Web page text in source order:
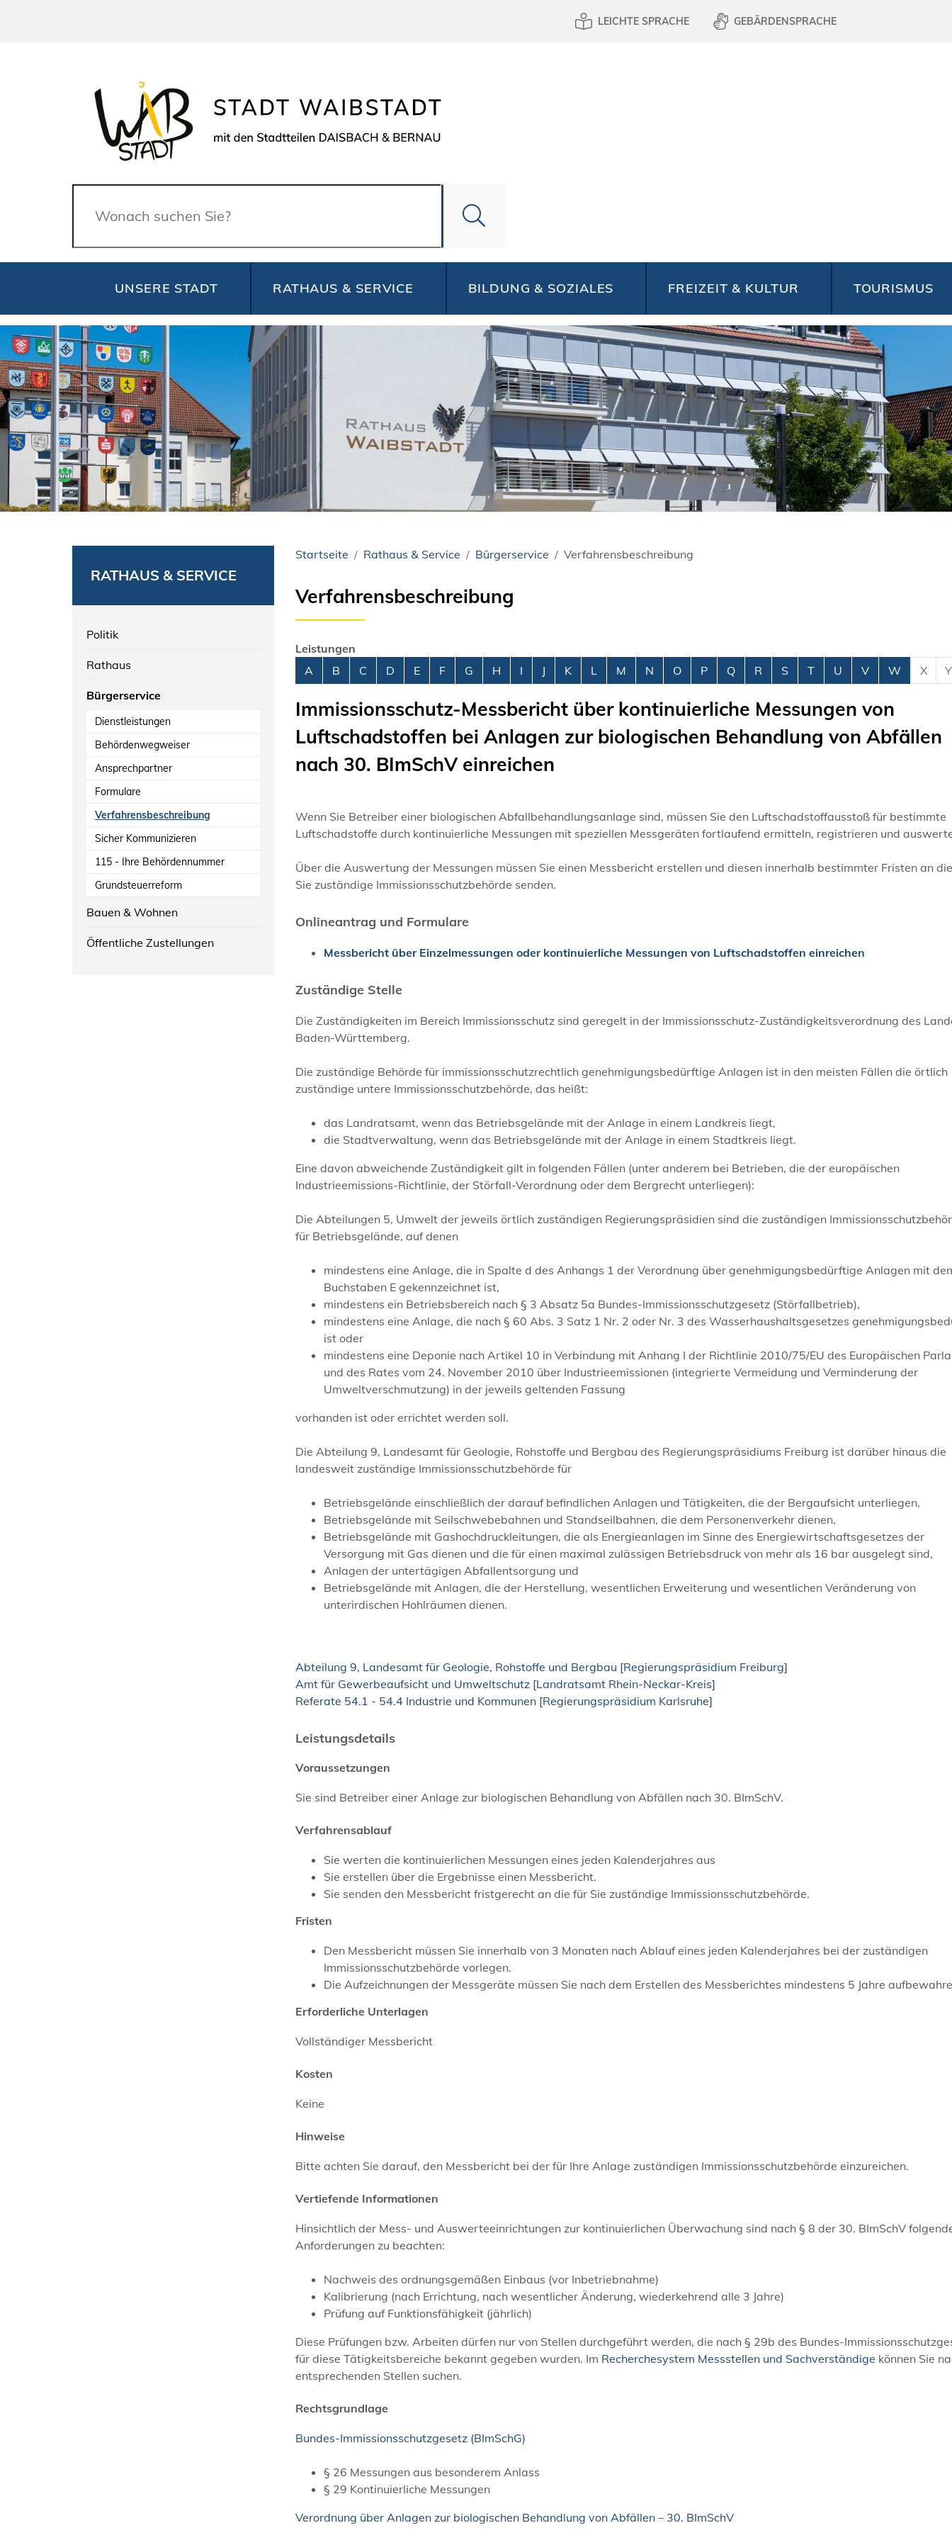
LEICHTE SPRACHE GEBÄRDENSPRACHE
Suche
UNSERE STADT RATHAUS & SERVICE BILDUNG & SOZIALES FREIZEIT & KULTUR TOURISMUS
RATHAUS & SERVICE
Politik
Rathaus
Bürgerservice
Dienstleistungen
Behördenwegweiser
Ansprechpartner
Formulare
Verfahrensbeschreibung
Sicher Kommunizieren
115 - Ihre Behördennummer
Grundsteuerreform
Bauen & Wohnen
Öffentliche Zustellungen
Startseite Rathaus & Service Bürgerservice Verfahrensbeschreibung
Verfahrensbeschreibung
Leistungen
Alphabetisches Register überspringen
A B C D E F G H I J K L M N O P Q R S T U V W X Y
Immissionsschutz-Messbericht über kontinuierliche Messungen von
Luftschadstoffen bei Anlagen zur biologischen Behandlung von Abfällen
nach 30. BImSchV einreichen
Wenn Sie Betreiber einer biologischen Abfallbehandlungsanlage sind, müssen Sie den Luftschadstoffausstoß für bestimmte
Luftschadstoffe durch kontinuierliche Messungen mit speziellen Messgeräten fortlaufend ermitteln, registrieren und
Über die Auswertung der Messungen müssen Sie einen Messbericht erstellen und diesen innerhalb bestimmter Fristen an
Sie zuständige Immissionsschutzbehörde senden.
Onlineantrag und Formulare
Messbericht über Einzelmessungen oder kontinuierliche Messungen von Luftschadstoffen einreichen
Zuständige Stelle
Die Zuständigkeiten im Bereich Immissionsschutz sind geregelt in der Immissionsschutz-Zuständigkeitsverordnung des
Baden-Württemberg.
Die zuständige Behörde für immissionsschutzrechtlich genehmigungsbedürftige Anlagen ist in den meisten Fällen die örtlich
zuständige untere Immissionsschutzbehörde, das heißt:
das Landratsamt, wenn das Betriebsgelände mit der Anlage in einem Landkreis liegt,
die Stadtverwaltung, wenn das Betriebsgelände mit der Anlage in einem Stadtkreis liegt.
Eine davon abweichende Zuständigkeit gilt in folgenden Fällen (unter anderem bei Betrieben, die der europäischen
Industrieemissions-Richtlinie, der Störfall-Verordnung oder dem Bergrecht unterliegen):
Die Abteilungen 5, Umwelt der jeweils örtlich zuständigen Regierungspräsidien sind die zuständigen
für Betriebsgelände, auf denen
mindestens eine Anlage, die in Spalte d des Anhangs 1 der Verordnung über genehmigungsbedürftige Anlagen mit
Buchstaben E gekennzeichnet ist,
mindestens ein Betriebsbereich nach § 3 Absatz 5a Bundes-Immissionsschutzgesetz (Störfallbetrieb),
mindestens eine Anlage, die nach § 60 Abs. 3 Satz 1 Nr. 2 oder Nr. 3 des Wasserhaushaltsgesetzes
ist oder
mindestens eine Deponie nach Artikel 10 in Verbindung mit Anhang I der Richtlinie 2010/75/EU des Europäischen
und des Rates vom 24. November 2010 über Industrieemissionen (integrierte Vermeidung und Verminderung der
Umweltverschmutzung) in der jeweils geltenden Fassung
vorhanden ist oder errichtet werden soll.
Die Abteilung 9, Landesamt für Geologie, Rohstoffe und Bergbau des Regierungspräsidiums Freiburg ist darüber hinaus die
landesweit zuständige Immissionsschutzbehörde für
Betriebsgelände einschließlich der darauf befindlichen Anlagen und Tätigkeiten, die der Bergaufsicht unterliegen,
Betriebsgelände mit Seilschwebebahnen und Standseilbahnen, die dem Personenverkehr dienen,
Betriebsgelände mit Gashochdruckleitungen, die als Energieanlagen im Sinne des Energiewirtschaftsgesetzes der
Versorgung mit Gas dienen und die für einen maximal zulässigen Betriebsdruck von mehr als 16 bar ausgelegt sind,
Anlagen der untertägigen Abfallentsorgung und
Betriebsgelände mit Anlagen, die der Herstellung, wesentlichen Erweiterung und wesentlichen Veränderung von
unterirdischen Hohlräumen dienen.
Abteilung 9, Landesamt für Geologie, Rohstoffe und Bergbau [Regierungspräsidium Freiburg]
Amt für Gewerbeaufsicht und Umweltschutz [Landratsamt Rhein-Neckar-Kreis]
Referate 54.1 - 54.4 Industrie und Kommunen [Regierungspräsidium Karlsruhe]
Leistungsdetails
Voraussetzungen
Sie sind Betreiber einer Anlage zur biologischen Behandlung von Abfällen nach 30. BImSchV.
Verfahrensablauf
Sie werten die kontinuierlichen Messungen eines jeden Kalenderjahres aus
Sie erstellen über die Ergebnisse einen Messbericht.
Sie senden den Messbericht fristgerecht an die für Sie zuständige Immissionsschutzbehörde.
Fristen
Den Messbericht müssen Sie innerhalb von 3 Monaten nach Ablauf eines jeden Kalenderjahres bei der zuständigen
Immissionsschutzbehörde vorlegen.
Die Aufzeichnungen der Messgeräte müssen Sie nach dem Erstellen des Messberichtes mindestens 5 Jahre
Erforderliche Unterlagen
Vollständiger Messbericht
Kosten
Keine
Hinweise
Bitte achten Sie darauf, den Messbericht bei der für Ihre Anlage zuständigen Immissionsschutzbehörde einzureichen.
Vertiefende Informationen
Hinsichtlich der Mess- und Auswerteeinrichtungen zur kontinuierlichen Überwachung sind nach § 8 der 30. BImSchV
Anforderungen zu beachten:
Nachweis des ordnungsgemäßen Einbaus (vor Inbetriebnahme)
Kalibrierung (nach Errichtung, nach wesentlicher Änderung, wiederkehrend alle 3 Jahre)
Prüfung auf Funktionsfähigkeit (jährlich)
Diese Prüfungen bzw. Arbeiten dürfen nur von Stellen durchgeführt werden, die nach § 29b des Bundes-
für diese Tätigkeitsbereiche bekannt gegeben wurden. Im Recherchesystem Messstellen und Sachverständige können Sie
entsprechenden Stellen suchen.
Rechtsgrundlage
Bundes-Immissionsschutzgesetz (BImSchG)
§ 26 Messungen aus besonderem Anlass
§ 29 Kontinuierliche Messungen
Verordnung über Anlagen zur biologischen Behandlung von Abfällen – 30. BImSchV